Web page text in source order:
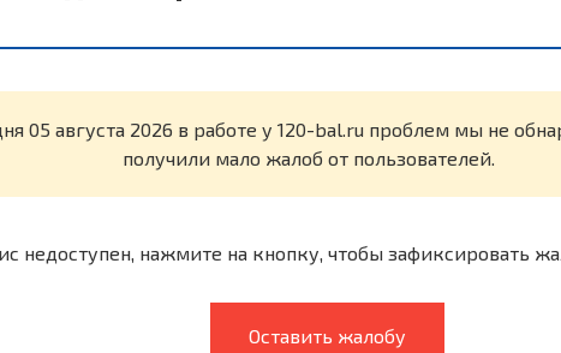
05 августа 2026 в работе у 120-bal.ru проблем мы не
получили мало жалоб от пользователей.
недоступен, нажмите на кнопку, чтобы зафиксировать
Оставить жалобу